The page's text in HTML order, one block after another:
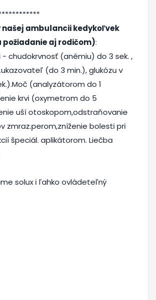
našej ambulancii kedykoľvek
požiadanie aj rodičom):
- chudokrvnosť (anémiu) do 3 sek. ,
(do 3 min.), glukózu v
(analyzátorom do 1
krvi (oxymetrom do 5
uší otoskopom,odstraňovanie
zmraz.perom,zníženie bolesti pri
špeciál. aplikátorom. Liečba
solux i ľahko ovládeteľný